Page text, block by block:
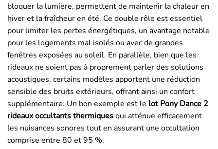
bloquer la lumière, permettent de maintenir la chaleur en
hiver et la fraîcheur en été. Ce double rôle est essentiel
pour limiter les pertes énergétiques, un avantage notable
pour les logements mal isolés ou avec de grandes
fenêtres exposées au soleil. En parallèle, bien que les
rideaux ne soient pas à proprement parler des solutions
acoustiques, certains modèles apportent une réduction
sensible des bruits extérieurs, offrant ainsi un confort
supplémentaire. Un bon exemple est le lot Pony Dance 2
rideaux occultants thermiquesqui atténue efficacement
les nuisances sonores tout en assurant une occultation
comprise entre 80 et 95 %.